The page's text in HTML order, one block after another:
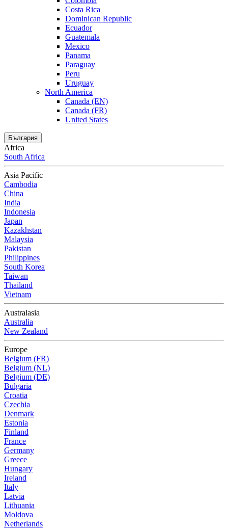
Costa Rica
Dominican Republic
Ecuador
Guatemala
Mexico
Panama
Paraguay
Peru
Uruguay
North America
Canada (EN)
Canada (FR)
United States
България
Africa
South Africa
Asia Pacific
Cambodia
China
India
Indonesia
Japan
Kazakhstan
Malaysia
Pakistan
Philippines
South Korea
Taiwan
Thailand
Vietnam
Australasia
Australia
New Zealand
Europe
Belgium (FR)
Belgium (NL)
Belgium (DE)
Bulgaria
Croatia
Czechia
Denmark
Estonia
Finland
France
Germany
Greece
Hungary
Ireland
Italy
Latvia
Lithuania
Moldova
Netherlands